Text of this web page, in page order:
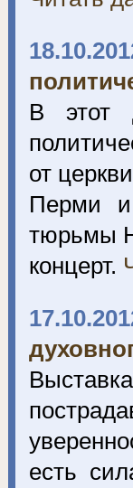
В этот
от
Перми
тюрьмы
концерт.
есть